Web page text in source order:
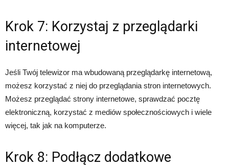
Krok 7: Korzystaj z przeglądarki
internetowej
Jeśli Twój telewizor ma wbudowaną przeglądarkę internetową,
możesz korzystać z niej do przeglądania stron internetowych.
Możesz przeglądać strony internetowe, sprawdzać pocztę
elektroniczną, korzystać z mediów społecznościowych i wiele
więcej, tak jak na komputerze.
Krok 8: Podłącz dodatkowe